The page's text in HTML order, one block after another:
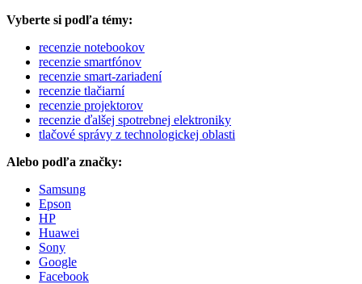
Vyberte si podľa témy:
recenzie notebookov
recenzie smartfónov
recenzie smart-zariadení
recenzie tlačiarní
recenzie projektorov
recenzie ďalšej spotrebnej elektroniky
tlačové správy z technologickej oblasti
Alebo podľa značky:
Samsung
Epson
HP
Huawei
Sony
Google
Facebook